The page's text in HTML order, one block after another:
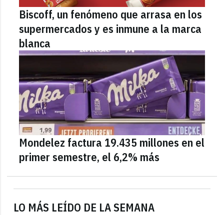
LO MÁS LEÍDO DE LA SEMANA
Biscoff, un fenómeno que arrasa en los
supermercados y es inmune a la marca
blanca
Mondelez factura 19.435 millones en el
primer semestre, el 6,2% más